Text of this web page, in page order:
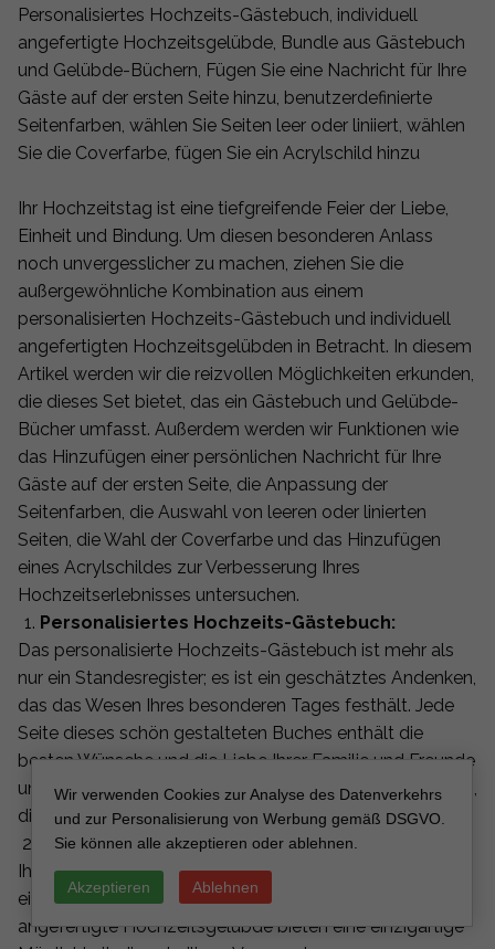
Personalisiertes Hochzeits-Gästebuch, individuell
angefertigte Hochzeitsgelübde, Bundle aus Gästebuch
und Gelübde-Büchern, Fügen Sie eine Nachricht für Ihre
Gäste auf der ersten Seite hinzu, benutzerdefinierte
Seitenfarben, wählen Sie Seiten leer oder liniiert, wählen
Sie die Coverfarbe, fügen Sie ein Acrylschild hinzu
Ihr Hochzeitstag ist eine tiefgreifende Feier der Liebe,
Einheit und Bindung. Um diesen besonderen Anlass
noch unvergesslicher zu machen, ziehen Sie die
außergewöhnliche Kombination aus einem
personalisierten Hochzeits-Gästebuch und individuell
angefertigten Hochzeitsgelübden in Betracht. In diesem
Artikel werden wir die reizvollen Möglichkeiten erkunden,
die dieses Set bietet, das ein Gästebuch und Gelübde-
Bücher umfasst. Außerdem werden wir Funktionen wie
das Hinzufügen einer persönlichen Nachricht für Ihre
Gäste auf der ersten Seite, die Anpassung der
Seitenfarben, die Auswahl von leeren oder linierten
Seiten, die Wahl der Coverfarbe und das Hinzufügen
eines Acrylschildes zur Verbesserung Ihres
Hochzeitserlebnisses untersuchen.
Personalisiertes Hochzeits-Gästebuch:
Das personalisierte Hochzeits-Gästebuch ist mehr als
nur ein Standesregister; es ist ein geschätztes Andenken,
das das Wesen Ihres besonderen Tages festhält. Jede
Seite dieses schön gestalteten Buches enthält die
besten Wünsche und die Liebe Ihrer Familie und Freunde
und schafft eine greifbare Darstellung der Unterstützung,
die Ihre Vereinigung umgibt.
Individuell angefertigte Hochzeitsgelübde:
Ihre Hochzeitsgelübde sind das Herz Ihrer Zeremonie,
ein Testament Ihrer Liebe und Bindung. Individuell
angefertigte Hochzeitsgelübde bieten eine einzigartige
Wir verwenden Cookies zur Analyse des Datenverkehrs
und zur Personalisierung von Werbung gemäß DSGVO.
Sie können alle akzeptieren oder ablehnen.
Akzeptieren Ablehnen